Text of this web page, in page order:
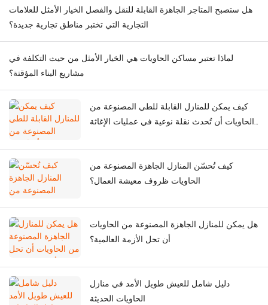
هل ستصبح المتاجر الجاهزة القابلة للنقل والفصل الخيار الأمثل للعلامات
التجارية التي تختبر مناطق تجارية جديدة؟
لماذا تعتبر مساكن الحاويات هي الخيار الأمثل من حيث التكلفة في
مشاريع البناء المؤقتة؟
كيف يمكن للمنازل القابلة للطي المصنوعة من
الحاويات أن تُحدث نقلة نوعية في عمليات الإغاثة
كيف تُحسّن المنازل الجاهزة المصنوعة من
الحاويات ظروف معيشة العمال؟
هل يمكن للمنازل الجاهزة المصنوعة من الحاويات
أن تحل الأزمة العالمية؟
دليل شامل للعيش طويل الأمد في منازل
الحاويات الحديثة